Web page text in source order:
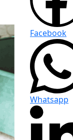
Facebook
Whatsapp